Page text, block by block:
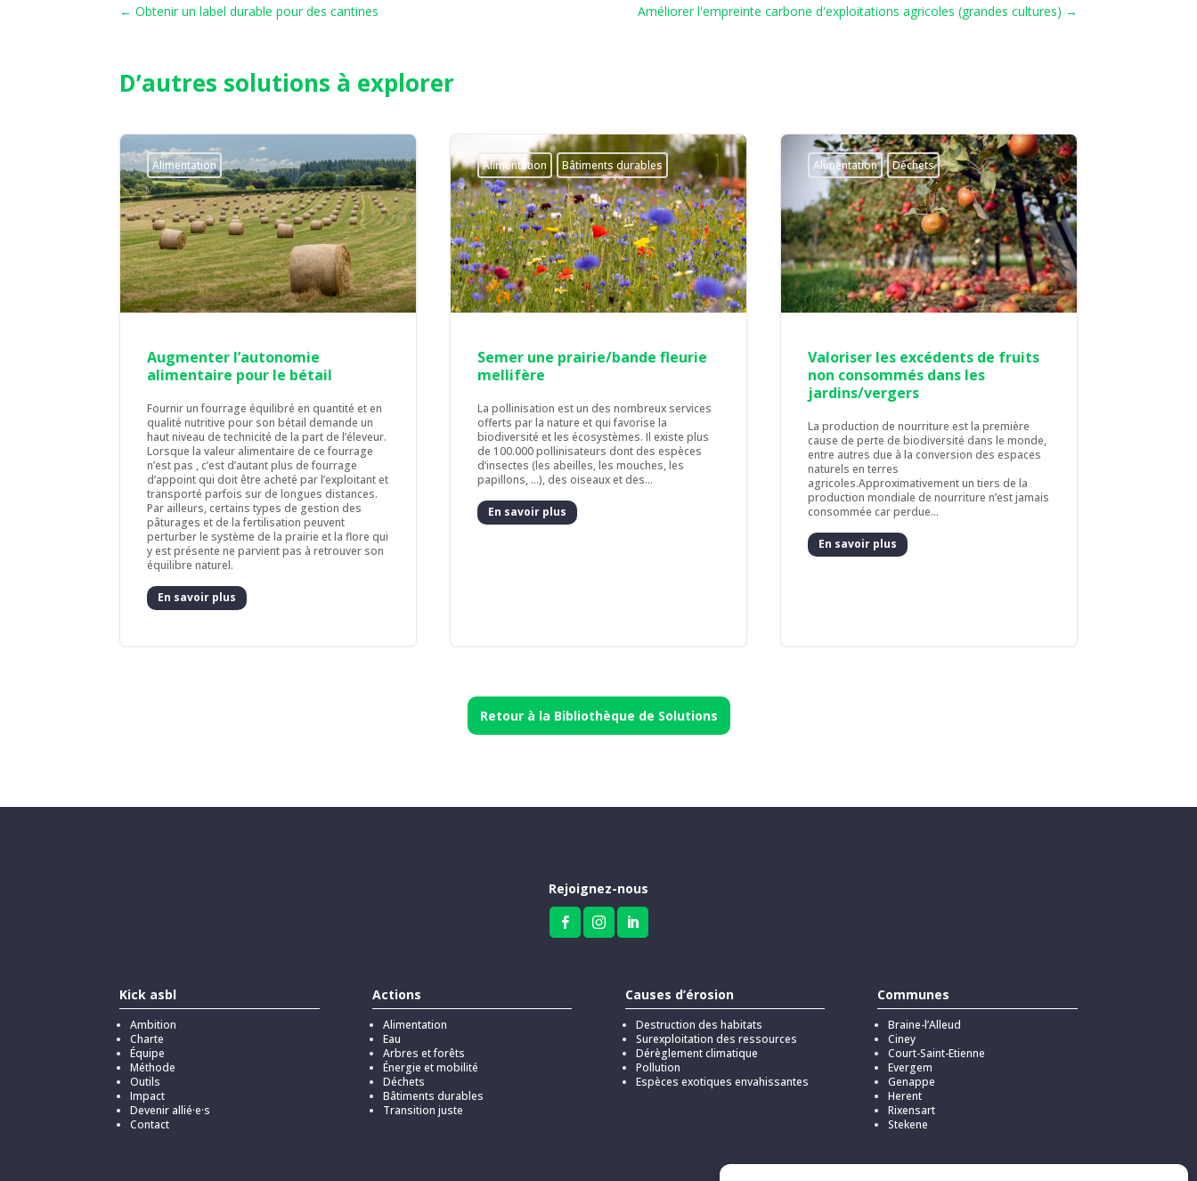
←Obtenir un label durable pour des cantines Améliorer l'empreinte carbone d'exploitations agricoles (grandes cultures) →
D’autres solutions à explorer
Alimentation
Augmenter l’autonomie
alimentaire pour le bétail
Fournir un fourrage équilibré en quantité et en
qualité nutritive pour son bétail demande un
haut niveau de technicité de la part de l’éleveur.
Lorsque la valeur alimentaire de ce fourrage
n’est pas , c’est d’autant plus de fourrage
d’appoint qui doit être acheté par l’exploitant et
transporté parfois sur de longues distances.
Par ailleurs, certains types de gestion des
pâturages et de la fertilisation peuvent
perturber le système de la prairie et la flore qui
y est présente ne parvient pas à retrouver son
équilibre naturel.
En savoir plus
Alimentation Bâtiments durables
Semer une prairie/bande fleurie
mellifère
La pollinisation est un des nombreux services
offerts par la nature et qui favorise la
biodiversité et les écosystèmes. Il existe plus
de 100.000 pollinisateurs dont des espèces
d’insectes (les abeilles, les mouches, les
papillons, …), des oiseaux et des...
En savoir plus
Alimentation Déchets
Valoriser les excédents de fruits
non consommés dans les
jardins/vergers
La production de nourriture est la première
cause de perte de biodiversité dans le monde,
entre autres due à la conversion des espaces
naturels en terres
agricoles.Approximativement un tiers de la
production mondiale de nourriture n’est jamais
consommée car perdue...
En savoir plus
Retour à la Bibliothèque de Solutions
Rejoignez-nous
  
Kick asbl
Ambition
Charte
Équipe
Méthode
Outils
Impact
Devenir allié·e·s
Contact
Actions
Alimentation
Eau
Arbres et forêts
Énergie et mobilité
Déchets
Bâtiments durables
Transition juste
Causes d’érosion
Destruction des habitats
Surexploitation des ressources
Dérèglement climatique
Pollution
Espèces exotiques envahissantes
Communes
Braine-l’Alleud
Ciney
Court-Saint-Etienne
Evergem
Genappe
Herent
Rixensart
Stekene